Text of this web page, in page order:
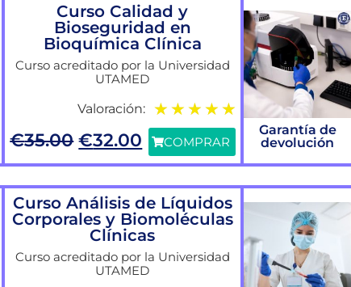
Curso Calidad y
Bioseguridad en
Bioquímica Clínica
Curso acreditado por la Universidad
UTAMED
Valoración: ★ ★ ★ ★ ★
€35.00 €32.00 COMPRAR
Garantía de
devolución
Curso Análisis de Líquidos
Corporales y Biomoléculas
Clínicas
Curso acreditado por la Universidad
UTAMED